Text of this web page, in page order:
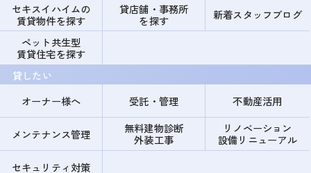
セキスイハイムの
賃貸物件を探す
貸店舗・事務所
を探す
新着スタッフブログ
ペット共生型
賃貸住宅を探す
貸したい
オーナー様へ
受託・管理 不動産活用
メンテナンス管理
無料建物診断
外装工事
リノベーション
設備リニューアル
セキュリティ対策